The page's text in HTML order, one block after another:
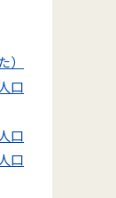
口
口
口